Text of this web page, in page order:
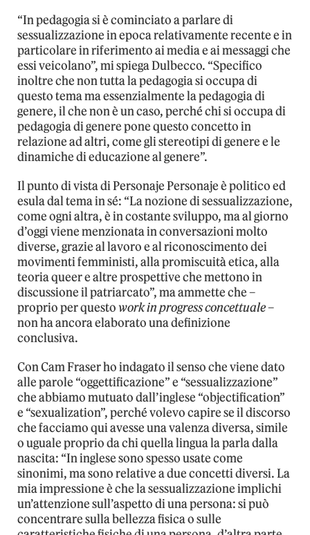
“In pedagogia si è cominciato a parlare di
sessualizzazione in epoca relativamente recente e in
particolare in riferimento ai media e ai messaggi che
essi veicolano”, mi spiega Dulbecco. “Specifico
inoltre che non tutta la pedagogia si occupa di
questo tema ma essenzialmente la pedagogia di
genere, il che non è un caso, perché chi si occupa di
pedagogia di genere pone questo concetto in
relazione ad altri, come gli stereotipi di genere e le
dinamiche di educazione al genere”.
Il punto di vista di Personaje Personaje è politico ed
esula dal tema in sé: “La nozione di sessualizzazione,
come ogni altra, è in costante sviluppo, ma al giorno
d’oggi viene menzionata in conversazioni molto
diverse, grazie al lavoro e al riconoscimento dei
movimenti femministi, alla promiscuità etica, alla
teoria queer e altre prospettive che mettono in
discussione il patriarcato”, ma ammette che –
proprio per questowork in progress concettuale–
non ha ancora elaborato una definizione
conclusiva.
Con Cam Fraser ho indagato il senso che viene dato
alle parole “oggettificazione” e “sessualizzazione”
che abbiamo mutuato dall’inglese “objectification”
e “sexualization”, perché volevo capire se il discorso
che facciamo qui avesse una valenza diversa, simile
o uguale proprio da chi quella lingua la parla dalla
nascita: “In inglese sono spesso usate come
sinonimi, ma sono relative a due concetti diversi. La
mia impressione è che la sessualizzazione implichi
un’attenzione sull’aspetto di una persona: si può
concentrare sulla bellezza fisica o sulle